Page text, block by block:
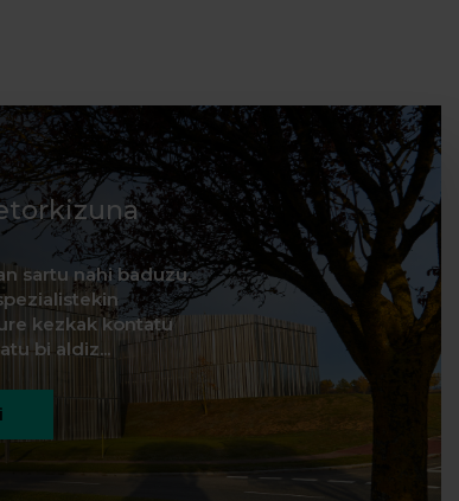
sartu nahi baduzu,
kezkak kontatu
bi aldiz...